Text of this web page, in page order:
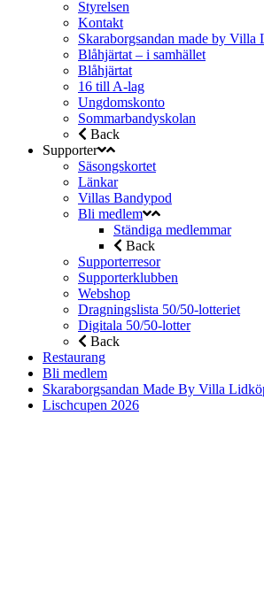
Styrelsen
Kontakt
Skaraborgsandan made by Villa
Blåhjärtat – i samhället
Blåhjärtat
16 till A-lag
Ungdomskonto
Sommarbandyskolan
Back
Supporter
Säsongskortet
Länkar
Villas Bandypod
Bli medlem
Ständiga medlemmar
Back
Supporterresor
Supporterklubben
Webshop
Dragningslista 50/50-lotteriet
Digitala 50/50-lotter
Back
Restaurang
Bli medlem
Skaraborgsandan Made By Villa
Lischcupen 2026